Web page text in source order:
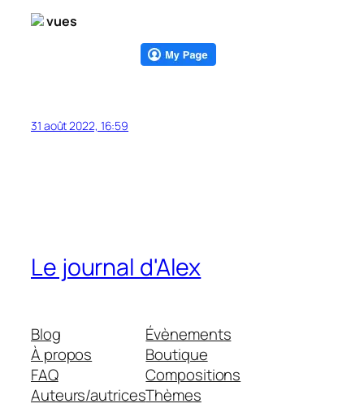
vues
31 août 2022, 16:59
Le journal d'Alex
Blog
À propos
FAQ
Auteurs/autrices
Évènements
Boutique
Compositions
Thèmes